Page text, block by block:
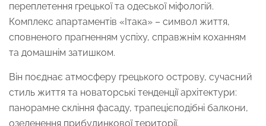
переплетення грецької та одеської міфологій.
Комплекс апартаментів «Ітака» – символ життя,
сповненого прагненням успіху, справжнім коханням
та домашнім затишком.
Він поєднає атмосферу грецького острову, сучасний
стиль життя та новаторські тенденції архітектури:
панорамне скління фасаду, трапецієподібні балкони,
озеленення прибудинкової території.